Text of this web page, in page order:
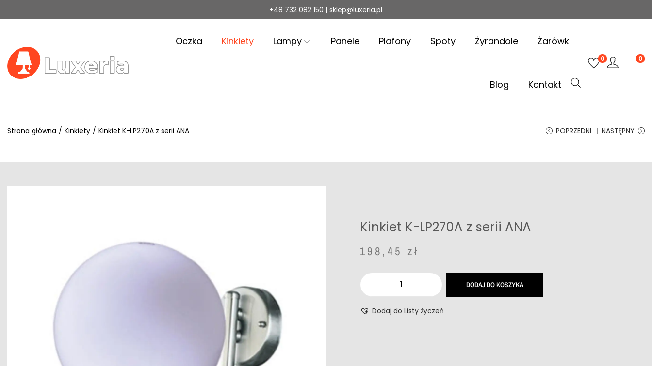
+48 732 082 150 | sklep@luxeria.pl
Oczka Kinkiety Lampy Panele Plafony Spoty Żyrandole Żarówki
Blog Kontakt
0 0
Strona główna / Kinkiety / Kinkiet K-LP270A z serii ANA POPRZEDNI NASTĘPNY
Kinkiet K-LP270A z serii ANA
198,45 zł
DODAJ DO KOSZYKA
Dodaj do Listy życzeń